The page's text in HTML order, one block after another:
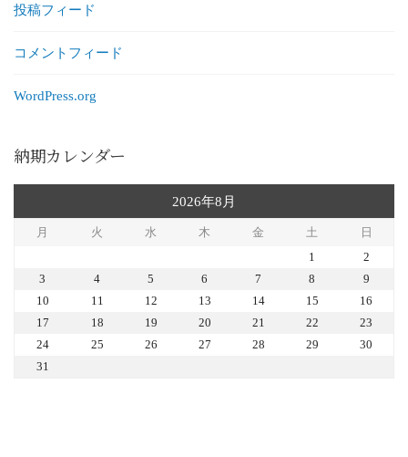
投稿フィード
コメントフィード
WordPress.org
納期カレンダー
2026年8月
月 火 水 木 金 土
日
1
2
3
4 5 6 7 8
9
10
11 12 13 14 15
16
17
18 19 20 21 22
23
24
25 26 27 28 29
30
31